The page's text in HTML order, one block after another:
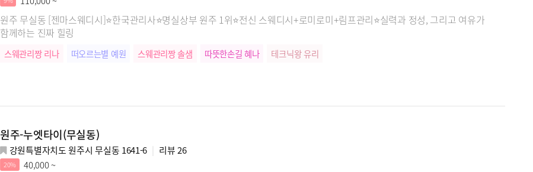
원주 무실동 [젠마스웨디시]⭐한국관리사⭐명실상부 원주 1위⭐전신 스웨디시+로미로미+림프관리⭐실력과 정성, 그리고 여유가
함께하는 진짜 힐링
스웨관리짱 리나 떠오르는별 예원 스웨관리짱 솔샘 따뜻한손길 혜나 테크닉왕 유리
원주-누엣타이(무실동)
강원특별자치도 원주시 무실동 1641-6 리뷰26
20% 40,000 ~